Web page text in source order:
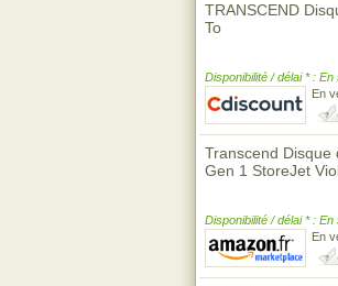
TRANSCEND
To
Disponibilité / délai * :
En
Transcend Disque
Gen 1 StoreJet
Disponibilité / délai * :
En